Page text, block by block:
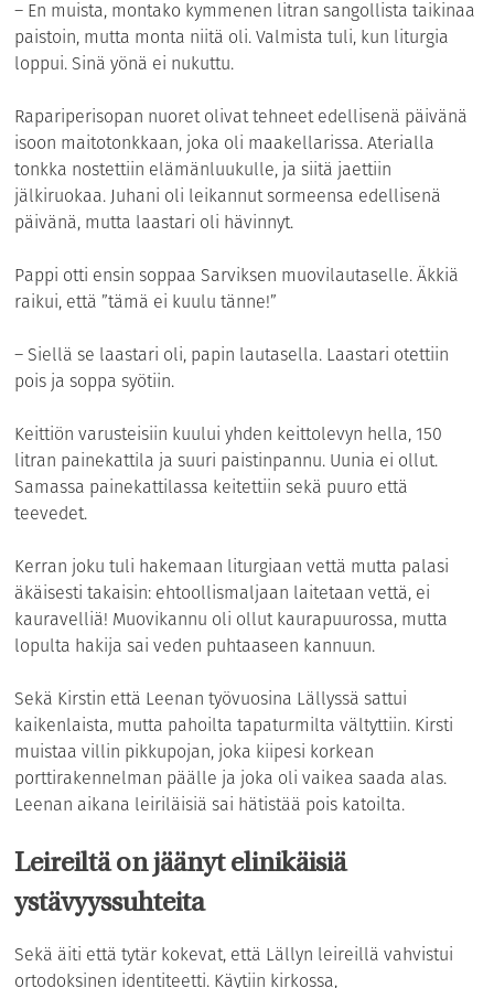
– En muista, montako kymmenen litran sangollista taikinaa
paistoin, mutta monta niitä oli. Valmista tuli, kun liturgia
loppui. Sinä yönä ei nukuttu.
Rapariperisopan nuoret olivat tehneet edellisenä päivänä
isoon maitotonkkaan, joka oli maakellarissa. Aterialla
tonkka nostettiin elämänluukulle, ja siitä jaettiin
jälkiruokaa. Juhani oli leikannut sormeensa edellisenä
päivänä, mutta laastari oli hävinnyt.
Pappi otti ensin soppaa Sarviksen muovilautaselle. Äkkiä
raikui, että ”tämä ei kuulu tänne!”
– Siellä se laastari oli, papin lautasella. Laastari otettiin
pois ja soppa syötiin.
Keittiön varusteisiin kuului yhden keittolevyn hella, 150
litran painekattila ja suuri paistinpannu. Uunia ei ollut.
Samassa painekattilassa keitettiin sekä puuro että
teevedet.
Kerran joku tuli hakemaan liturgiaan vettä mutta palasi
äkäisesti takaisin: ehtoollismaljaan laitetaan vettä, ei
kauravelliä! Muovikannu oli ollut kaurapuurossa, mutta
lopulta hakija sai veden puhtaaseen kannuun.
Sekä Kirstin että Leenan työvuosina Lällyssä sattui
kaikenlaista, mutta pahoilta tapaturmilta vältyttiin. Kirsti
muistaa villin pikkupojan, joka kiipesi korkean
porttirakennelman päälle ja joka oli vaikea saada alas.
Leenan aikana leiriläisiä sai hätistää pois katoilta.
Leireiltä on jäänyt elinikäisiä
ystävyyssuhteita
Sekä äiti että tytär kokevat, että Lällyn leireillä vahvistui
ortodoksinen identiteetti. Käytiin kirkossa,